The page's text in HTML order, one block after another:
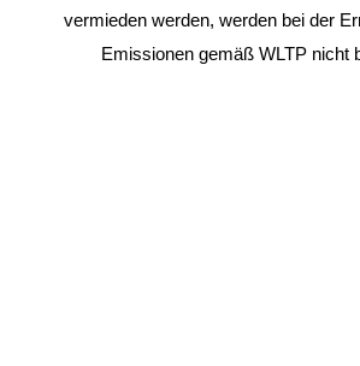
vermieden werden, werden bei der
Emissionen gemäß WLTP nicht